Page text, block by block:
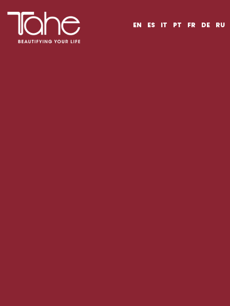
EN ES IT PT FR DE RU